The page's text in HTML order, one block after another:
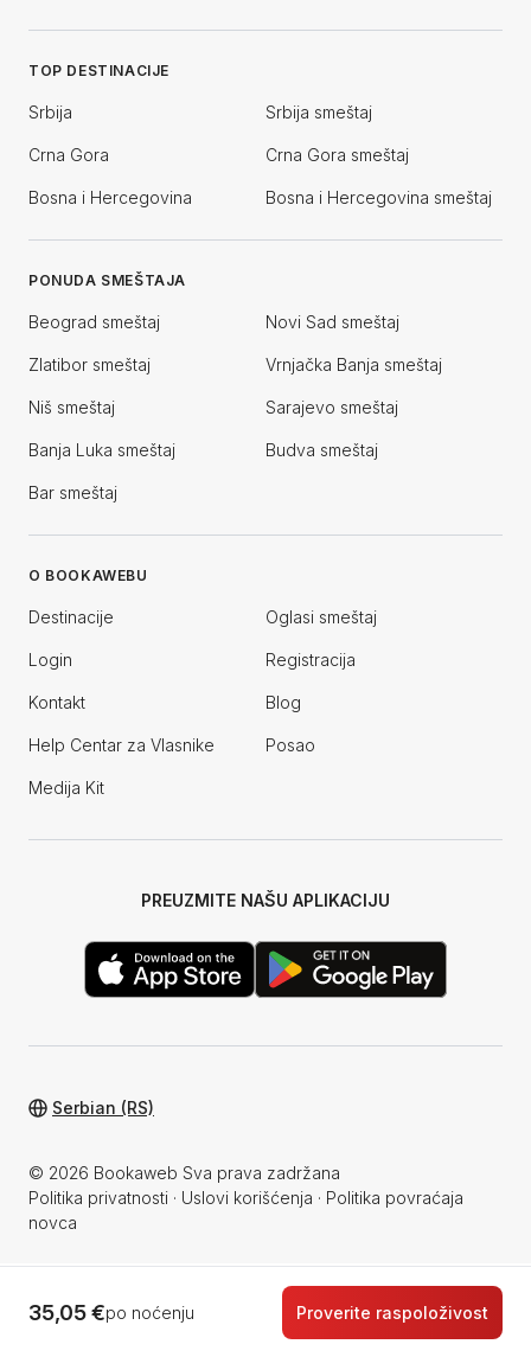
35,05 €po noćenju Proverite raspoloživost
TOP DESTINACIJE
Srbija Srbija smeštaj
Crna Gora Crna Gora smeštaj
Bosna i Hercegovina Bosna i Hercegovina smeštaj
PONUDA SMEŠTAJA
Beograd smeštaj Novi Sad smeštaj
Zlatibor smeštaj Vrnjačka Banja smeštaj
Niš smeštaj Sarajevo smeštaj
Banja Luka smeštaj Budva smeštaj
Bar smeštaj
O BOOKAWEBU
Destinacije Oglasi smeštaj
Login Registracija
Kontakt Blog
Help Centar za Vlasnike Posao
Medija Kit
PREUZMITE NAŠU APLIKACIJU
© 2026 Bookaweb Sva prava zadržana
Politika privatnosti · Uslovi korišćenja · Politika povraćaja
novca
Serbian (RS)